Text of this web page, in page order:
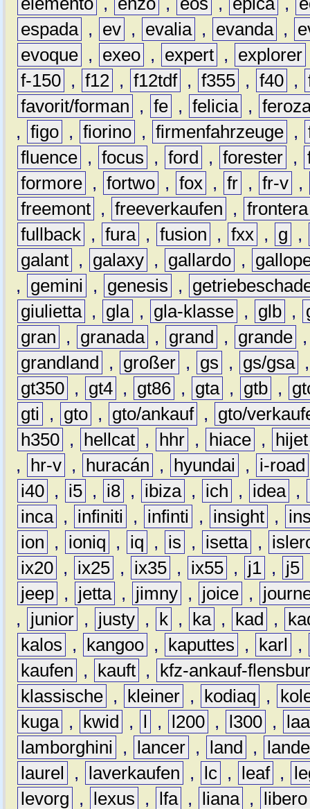
espada , ev , evalia , evanda ,
evoque , exeo , expert , explorer
f-150 , f12 , f12tdf , f355 , f40 ,
favorit/forman
, fe , felicia ,
, figo , fiorino , firmenfahrzeuge ,
fluence , focus , ford , forester ,
formore , fortwo , fox , fr , fr-v ,
freemont , freeverkaufen , frontera
fullback , fura , fusion , fxx , g
,
galant , galaxy , gallardo ,
,
gemini , genesis ,
giulietta , gla , gla-klasse , glb ,
gran
, granada , grand , grande
grandland
, großer , gs , gs/gsa
gt350 , gt4 , gt86 , gta , gtb ,
gti
, gto , gto/ankauf ,
gto/
h350 , hellcat , hhr , hiace ,
hijet
,
hr-v , huracán , hyundai ,
i-road
i40 , i5 , i8 , ibiza , ich , idea ,
inca , infiniti , infinti , insight ,
ion
, ioniq , iq , is , isetta ,
ix20 , ix25 , ix35 , ix55 , j1 , j5
jeep , jetta , jimny , joice ,
,
junior , justy , k , ka , kad ,
kalos
, kangoo , kaputtes , karl
,
kaufen
, kauft ,
kfz-ankauf-
klassische , kleiner , kodiaq ,
kuga , kwid , l , l200 , l300 ,
lamborghini
, lancer , land ,
laurel
, laverkaufen , lc , leaf ,
levorg
, lexus , lfa , liana ,
libero